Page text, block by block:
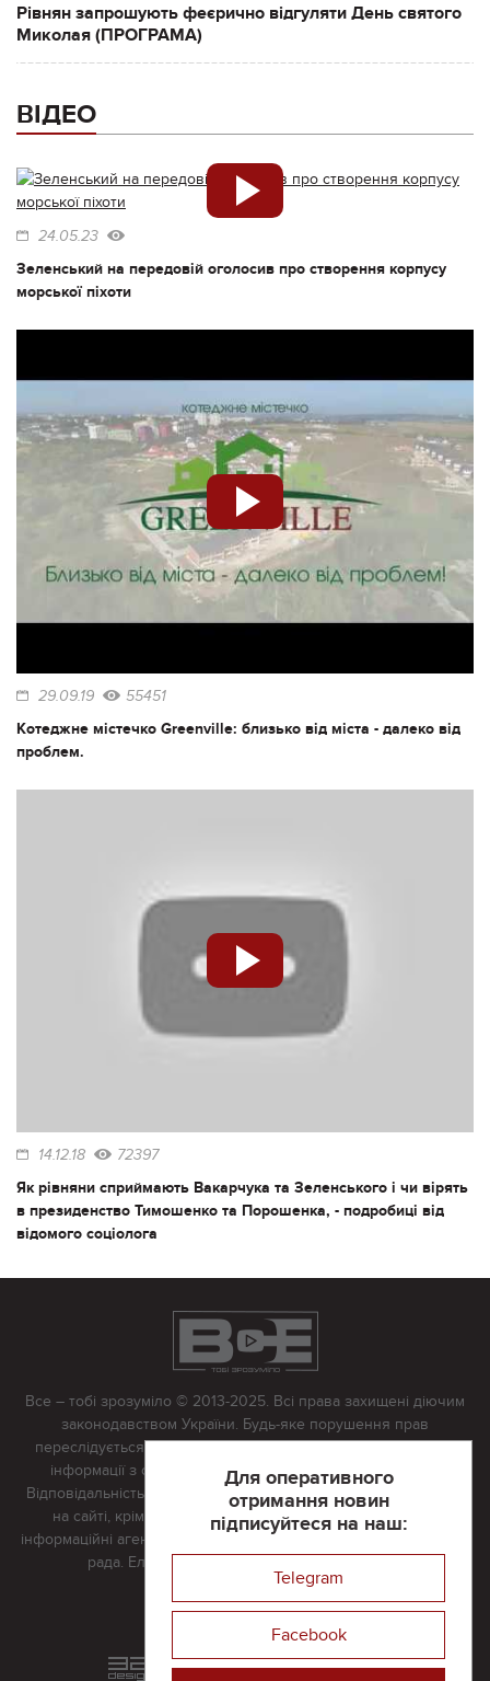
Рівнян запрошують феєрично відгуляти День святого
Миколая (ПРОГРАМА)
ВІДЕО
24.05.23
Зеленський на передовій оголосив про створення корпусу
морської піхоти
29.09.19 55451
Котеджне містечко Greenville: близько від міста - далеко від
проблем.
14.12.18 72397
Як рівняни сприймають Вакарчука та Зеленського і чи вірять
в президенство Тимошенко та Порошенка, - подробиці від
відомого соціолога
Для оперативного
отримання новин
підписуйтеся на наш:
Telegram
Facebook
Все – тобі зрозуміло © 2013-2025. Всі права захищені діючим
законодавством України. Будь-яке порушення прав
переслідується в судовому порядку. Будь-яке відтворення
інформації з сайту тільки з письмово дозволу редакції.
Відповідальність за достовірність усіх матеріалів, розміщених
на сайті, крім матеріалів, які містять посилання на інші
інформаційні агентства або інтернет-видання, несе редакційна
рада. Електронна пошта:
Реклама на сайті
Розроблений та підтримується